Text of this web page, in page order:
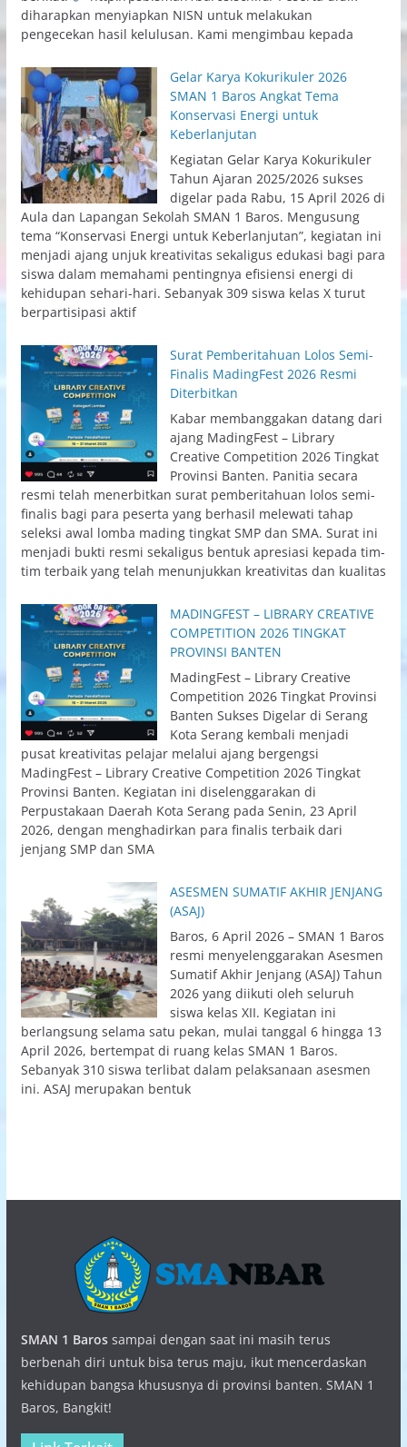
diharapkan menyiapkan NISN untuk melakukan
pengecekan hasil kelulusan. Kami mengimbau kepada
Gelar Karya Kokurikuler 2026
SMAN 1 Baros Angkat Tema
Konservasi Energi untuk
Keberlanjutan
Kegiatan Gelar Karya Kokurikuler
Tahun Ajaran 2025/2026 sukses
digelar pada Rabu, 15 April 2026 di
Aula dan Lapangan Sekolah SMAN 1 Baros. Mengusung
tema “Konservasi Energi untuk Keberlanjutan”, kegiatan ini
menjadi ajang unjuk kreativitas sekaligus edukasi bagi para
siswa dalam memahami pentingnya efisiensi energi di
kehidupan sehari-hari. Sebanyak 309 siswa kelas X turut
berpartisipasi aktif
Surat Pemberitahuan Lolos Semi-
Finalis MadingFest 2026 Resmi
Diterbitkan
Kabar membanggakan datang dari
ajang MadingFest – Library
Creative Competition 2026 Tingkat
Provinsi Banten. Panitia secara
resmi telah menerbitkan surat pemberitahuan lolos semi-
finalis bagi para peserta yang berhasil melewati tahap
seleksi awal lomba mading tingkat SMP dan SMA. Surat ini
menjadi bukti resmi sekaligus bentuk apresiasi kepada tim-
tim terbaik yang telah menunjukkan kreativitas dan kualitas
MADINGFEST – LIBRARY CREATIVE
COMPETITION 2026 TINGKAT
PROVINSI BANTEN
MadingFest – Library Creative
Competition 2026 Tingkat Provinsi
Banten Sukses Digelar di Serang
Kota Serang kembali menjadi
pusat kreativitas pelajar melalui ajang bergengsi
MadingFest – Library Creative Competition 2026 Tingkat
Provinsi Banten. Kegiatan ini diselenggarakan di
Perpustakaan Daerah Kota Serang pada Senin, 23 April
2026, dengan menghadirkan para finalis terbaik dari
jenjang SMP dan SMA
ASESMEN SUMATIF AKHIR JENJANG
(ASAJ)
Baros, 6 April 2026 – SMAN 1 Baros
resmi menyelenggarakan Asesmen
Sumatif Akhir Jenjang (ASAJ) Tahun
2026 yang diikuti oleh seluruh
siswa kelas XII. Kegiatan ini
berlangsung selama satu pekan, mulai tanggal 6 hingga 13
April 2026, bertempat di ruang kelas SMAN 1 Baros.
Sebanyak 310 siswa terlibat dalam pelaksanaan asesmen
ini. ASAJ merupakan bentuk
SMAN 1 Barossampai dengan saat ini masih terus
berbenah diri untuk bisa terus maju, ikut mencerdaskan
kehidupan bangsa khususnya di provinsi banten. SMAN 1
Baros, Bangkit!